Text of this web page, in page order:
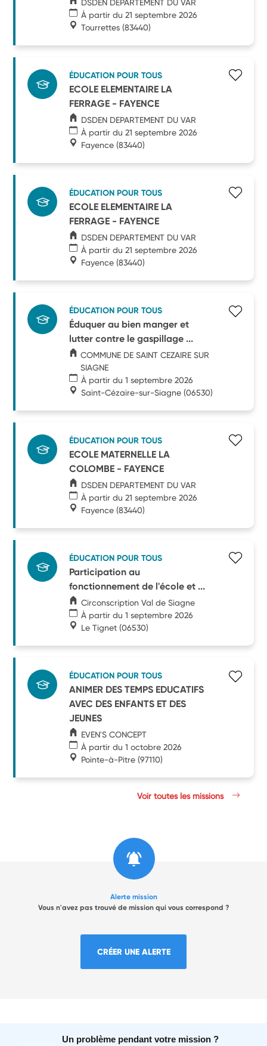
DSDEN DEPARTEMENT DU VAR
À partir du 21 septembre 2026
Tourrettes (83440)
ÉDUCATION POUR TOUS
ECOLE ELEMENTAIRE LA
FERRAGE - FAYENCE
DSDEN DEPARTEMENT DU VAR
À partir du 21 septembre 2026
Fayence (83440)
ÉDUCATION POUR TOUS
ECOLE ELEMENTAIRE LA
FERRAGE - FAYENCE
DSDEN DEPARTEMENT DU VAR
À partir du 21 septembre 2026
Fayence (83440)
ÉDUCATION POUR TOUS
Éduquer au bien manger et
lutter contre le gaspillage ...
COMMUNE DE SAINT CEZAIRE SUR
SIAGNE
À partir du 1 septembre 2026
Saint-Cézaire-sur-Siagne (06530)
ÉDUCATION POUR TOUS
ECOLE MATERNELLE LA
COLOMBE - FAYENCE
DSDEN DEPARTEMENT DU VAR
À partir du 21 septembre 2026
Fayence (83440)
ÉDUCATION POUR TOUS
Participation au
fonctionnement de l'école et ...
Circonscription Val de Siagne
À partir du 1 septembre 2026
Le Tignet (06530)
ÉDUCATION POUR TOUS
ANIMER DES TEMPS EDUCATIFS
AVEC DES ENFANTS ET DES
JEUNES
EVEN'S CONCEPT
À partir du 1 octobre 2026
Pointe-à-Pitre (97110)
Voir toutes les missions
Alerte mission
Vous n'avez pas trouvé de mission qui vous correspond ?
CRÉER UNE ALERTE
Un problème pendant votre mission ?